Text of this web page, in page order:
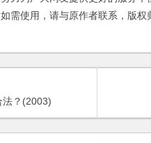
需使用，请与原作者联系，版权
法？(2003)